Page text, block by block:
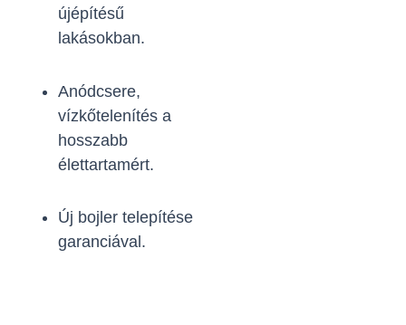
újépítésű
lakásokban.
Anódcsere,
vízkőtelenítés a
hosszabb
élettartamért.
Új bojler telepítése
garanciával.